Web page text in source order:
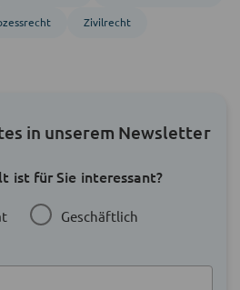
Zivil­recht
in unserem Newsletter
ist für Sie interessant?
Geschäftlich